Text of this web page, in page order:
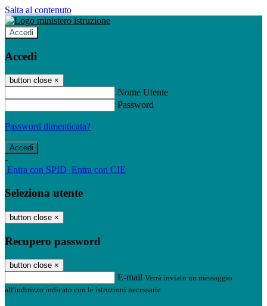
Salta al contenuto
Accedi
Accedi
button close ×
Nome Utente
Password
Password dimenticata?
-
Entra con SPID Entra con CIE
Seleziona utente
button close ×
Recupero password
button close ×
E-mail Verrà inviato un messaggio
all'indirizzo indicato con le istruzioni necessarie.